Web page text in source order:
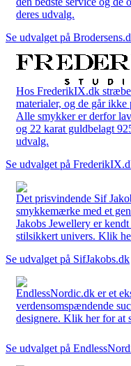
deres udvalg.
Se udvalget på
Hos FrederikIX.dk
materialer, og de går
Alle smykker er derfor
og 22 karat guldbelagt
udvalg.
Se udvalget på
Det prisvindende Sif
smykkemærke med et
Jakobs Jewellery er
stilsikkert univers. Klik
Se udvalget på SifJakobs.dk
EndlessNordic.dk er et
verdensomspændende
designere. Klik her for at
Se udvalget på